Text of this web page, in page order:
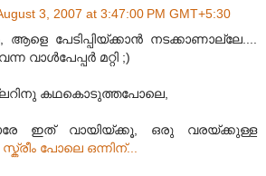
3, 2007 at 3:47:00 PM GMT+5:30
ആളെ പേടിപ്പിയ്ക്കാന്‍ നടക്കാണാല്ലേ....
വാള്‍പേപ്പര്‍ മറ്റി ;)
കഥകൊടുത്തപോലെ,
ഇത് വായിയ്ക്കൂ, ഒരു വരയ്ക്കുള്ള
സ്ക്രീം പോലെ ഒന്നിന്...